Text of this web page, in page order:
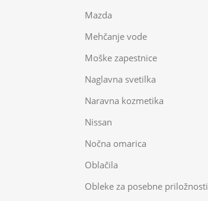
Mazda
Mehčanje vode
Moške zapestnice
Naglavna svetilka
Naravna kozmetika
Nissan
Nočna omarica
Oblačila
Obleke za posebne priložnosti